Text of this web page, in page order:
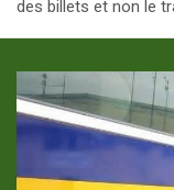
des billets et non le
p